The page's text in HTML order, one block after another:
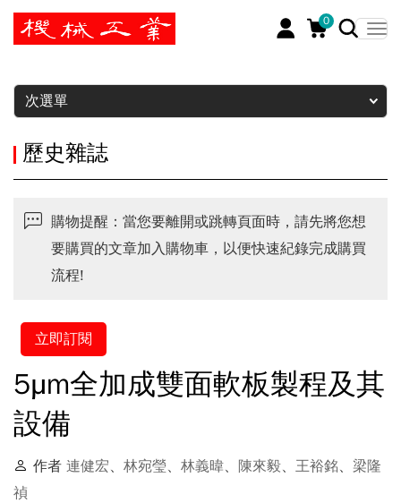
0
暫停
次選單
歷史雜誌
購物提醒：當您要離開或跳轉頁面時，請先將您想
要購買的文章加入購物車，以便快速紀錄完成購買
流程!
立即訂閱
5μm全加成雙面軟板製程及其
設備
作者 連健宏、 林宛瑩、 林義暐、 陳來毅、 王裕銘、 梁隆
禎